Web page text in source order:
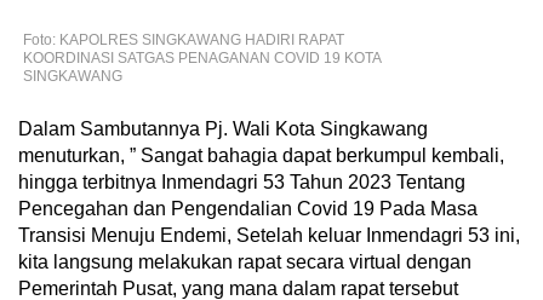
Foto: KAPOLRES SINGKAWANG HADIRI RAPAT
KOORDINASI SATGAS PENAGANAN COVID 19 KOTA
SINGKAWANG
Dalam Sambutannya Pj. Wali Kota Singkawang
menuturkan, ” Sangat bahagia dapat berkumpul kembali,
hingga terbitnya Inmendagri 53 Tahun 2023 Tentang
Pencegahan dan Pengendalian Covid 19 Pada Masa
Transisi Menuju Endemi, Setelah keluar Inmendagri 53 ini,
kita langsung melakukan rapat secara virtual dengan
Pemerintah Pusat, yang mana dalam rapat tersebut